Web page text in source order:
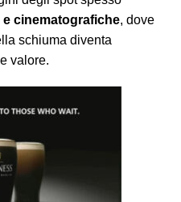
cinematografiche, dove
schiuma diventa
valore.